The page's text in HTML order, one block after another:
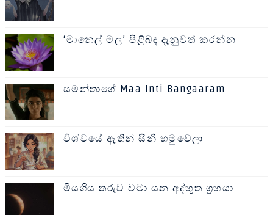
‘මානෙල් මල’ පිළිබඳ දැනුවත් කරන්න
සමන්තාගේ Maa Inti Bangaaram
විශ්වයේ ඈතින් සීනි හමුවෙලා
මියගිය තරුව වටා යන අද්භූත ග්‍රහයා